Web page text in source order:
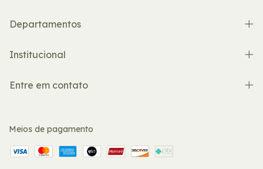
Departamentos
Institucional
Entre em contato
Meios de pagamento